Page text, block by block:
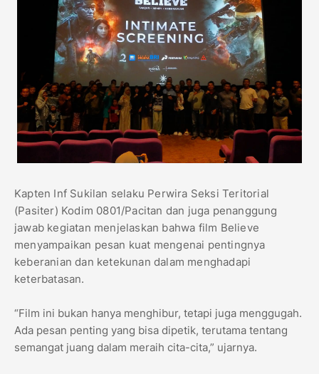
Kapten Inf Sukilan selaku Perwira Seksi Teritorial
(Pasiter) Kodim 0801/Pacitan dan juga penanggung
jawab kegiatan menjelaskan bahwa film Believe
menyampaikan pesan kuat mengenai pentingnya
keberanian dan ketekunan dalam menghadapi
keterbatasan.
“Film ini bukan hanya menghibur, tetapi juga menggugah.
Ada pesan penting yang bisa dipetik, terutama tentang
semangat juang dalam meraih cita-cita,” ujarnya.